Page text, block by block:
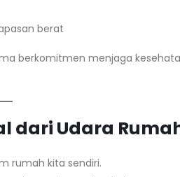
berat
berkomitmen menjaga
dari Udara
rumah kita sendiri.